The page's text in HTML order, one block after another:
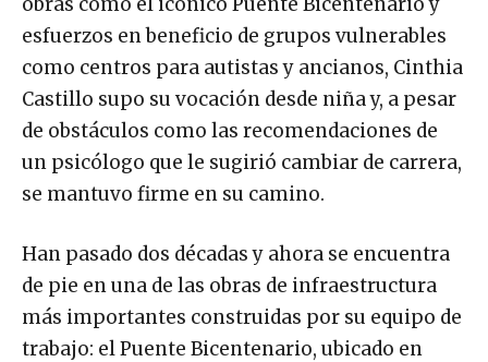
esfuerzos en beneficio de grupos vulnerables
como centros para autistas y ancianos, Cinthia
Castillo supo su vocación desde niña y, a pesar
de obstáculos como las recomendaciones de
un psicólogo que le sugirió cambiar de carrera,
se mantuvo firme en su camino.
Han pasado dos décadas y ahora se encuentra
de pie en una de las obras de infraestructura
más importantes construidas por su equipo de
trabajo: el Puente Bicentenario, ubicado en